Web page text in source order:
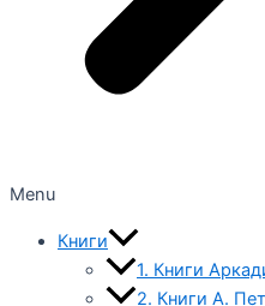
Menu
Книги
1. Книги
2. Книги А.